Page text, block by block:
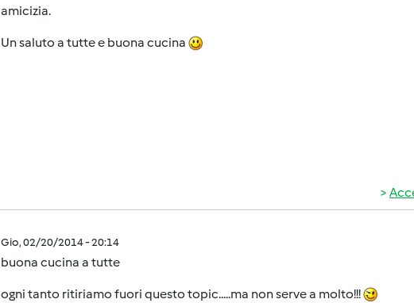
amicizia.
Un saluto a tutte e buona cucina
Gio, 02/20/2014 - 20:14
buona cucina a tutte
ogni tanto ritiriamo fuori questo topic.....ma non serve a molto!!!